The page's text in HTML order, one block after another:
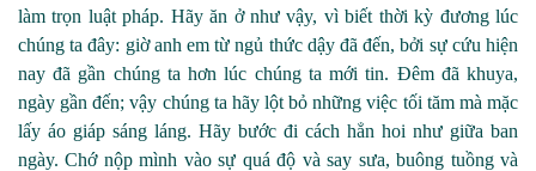
làm trọn luật pháp. Hãy ăn ở như vậy, vì biết thời kỳ đương lúc
chúng ta đây: giờ anh em từ ngủ thức dậy đã đến, bởi sự cứu hiện
nay đã gần chúng ta hơn lúc chúng ta mới tin. Đêm đã khuya,
ngày gần đến; vậy chúng ta hãy lột bỏ những việc tối tăm mà mặc
lấy áo giáp sáng láng. Hãy bước đi cách hẳn hoi như giữa ban
ngày. Chớ nộp mình vào sự quá độ và say sưa,buông tuồng và